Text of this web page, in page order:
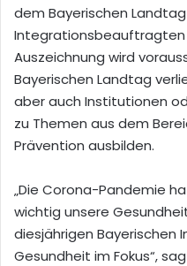
dem Bayerischen
Integrationsbeauftragten
Auszeichnung wird
Bayerischen Landtag
aber auch Institutionen
zu Themen aus dem
Prävention ausbilden.
„Die Corona-Pandemie
wichtig unsere
diesjährigen Bayerischen
Gesundheit im Fokus“,